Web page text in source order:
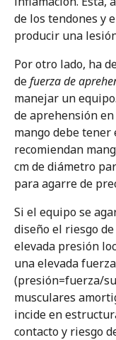
de los tendones y
producir una
Por otro lado, ha
defuerza de
manejar un
de aprehensión
mango debe tener
recomiendan
cm de diámetro
para agarre de
Si el equipo se
diseño el riesgo de
elevada presión
una elevada
(presión=fuerza/
musculares
incide en
contacto y riesgo